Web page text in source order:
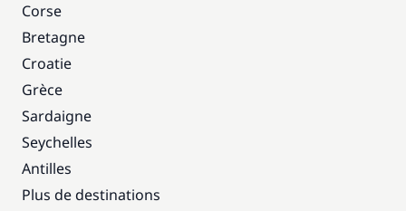
Corse
Bretagne
Croatie
Grèce
Sardaigne
Seychelles
Antilles
Plus de destinations